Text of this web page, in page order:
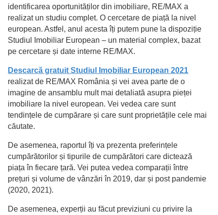
identificarea oportunităților din imobiliare, RE/MAX a
realizat un studiu complet. O cercetare de piață la nivel
european. Astfel, anul acesta îți putem pune la dispoziție
Studiul Imobiliar European – un material complex, bazat
pe cercetare și date interne RE/MAX.
Descarcă gratuit Studiul Imobiliar European 2021
realizat de RE/MAX România și vei avea parte de o
imagine de ansamblu mult mai detaliată asupra pieței
imobiliare la nivel european. Vei vedea care sunt
tendințele de cumpărare și care sunt proprietățile cele mai
căutate.
De asemenea, raportul îți va prezenta preferințele
cumpărătorilor și tipurile de cumpărători care dictează
piața în fiecare țară. Vei putea vedea comparații între
prețuri și volume de vânzări în 2019, dar și post pandemie
(2020, 2021).
De asemenea, experții au făcut previziuni cu privire la